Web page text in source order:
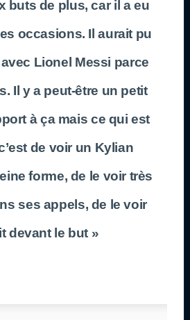
buts de plus, car il a eu
occasions. Il aurait pu
Lionel Messi parce
Il y a peut-être un petit
à ça mais ce qui est
de voir un Kylian
forme, de le voir très
ses appels, de le voir
devant le but »